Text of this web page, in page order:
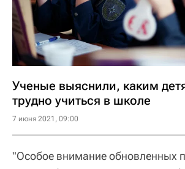
Ученые выяснили, каким
трудно учиться в школе
7 июня 2021, 09:00
"Особое внимание обновленных